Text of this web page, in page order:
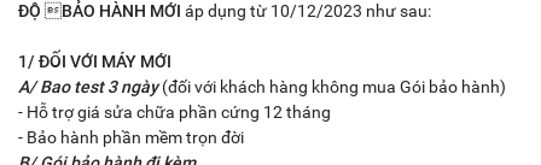
ĐỘ BẢO HÀNH MỚI áp dụng từ 10/12/2023 như sau:
1/ ĐỐI VỚI MÁY MỚI
A/ Bao test 3 ngày(đối với khách hàng không mua Gói bảo hành)
- Hỗ trợ giá sửa chữa phần cứng 12 tháng
- Bảo hành phần mềm trọn đời